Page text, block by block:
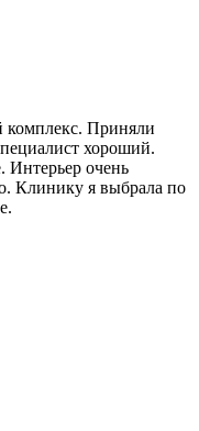
комплекс. Приняли
хороший.
Интерьер очень
Клинику я выбрала по